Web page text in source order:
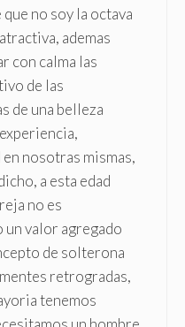
no soy la octava
ademas
con calma las
de las
de una belleza
nosotras mismas,
a esta edad
no es
un valor agregado
de solterona
retrogradas,
tenemos